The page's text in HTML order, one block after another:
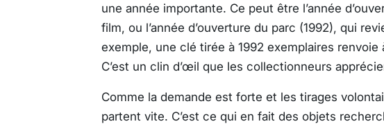
une année importante. Ce peut être l’année
film, ou l’année d’ouverture du parc (1992), qui
exemple, une clé tirée à 1992 exemplaires renvoie
C’est un clin d’œil que les collectionneurs
Comme la demande est forte et les tirages
partent vite. C’est ce qui en fait des objets